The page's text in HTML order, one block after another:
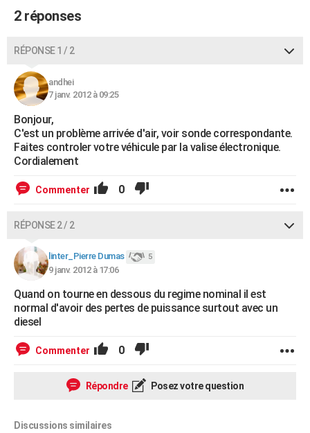
BONS PLANS
Dictionnaire
Biographies
Citations
Expressions
Proverbes
PROGRAMME TV
COPAINS D'AVANT
S'inscrire
Se connecter
Lycées
Collèges
Primaires
Universités
Entreprises
Service militaire
Avis de recherche
AVIS DE DÉCÈS
FORUM
2 réponses
RÉPONSE 1 / 2
andhei
7 janv. 2012 à 09:25
Bonjour,
C'est un problème arrivée d'air, voir sonde correspondante.
Faites controler votre véhicule par la valise électronique.
Cordialement
Commenter 0
RÉPONSE 2 / 2
linter_Pierre Dumas 5
9 janv. 2012 à 17:06
Quand on tourne en dessous du regime nominal il est
normal d'avoir des pertes de puissance surtout avec un
diesel
Commenter 0
Répondre Posez votre question
Discussions similaires